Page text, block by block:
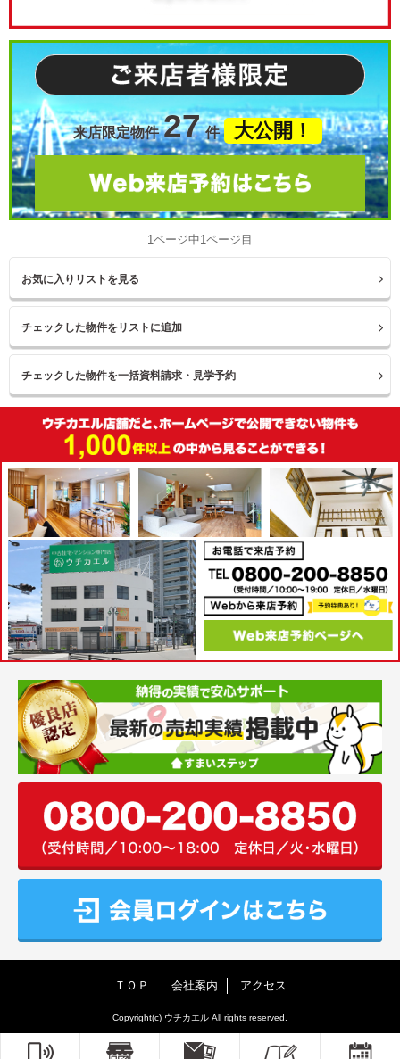
来店限定物件 27 件 大公開！
1ページ中1ページ目
お気に入りリストを見る
ＴＯＰ 会社案内 アクセス
Copyright(c) ウチカエル All rights reserved.